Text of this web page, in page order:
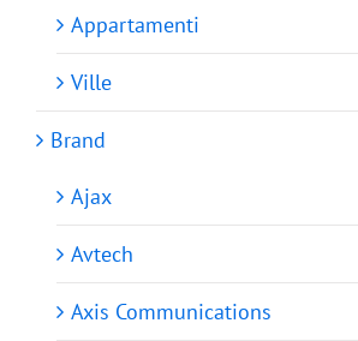
Appartamenti
Ville
Brand
Ajax
Avtech
Axis Communications